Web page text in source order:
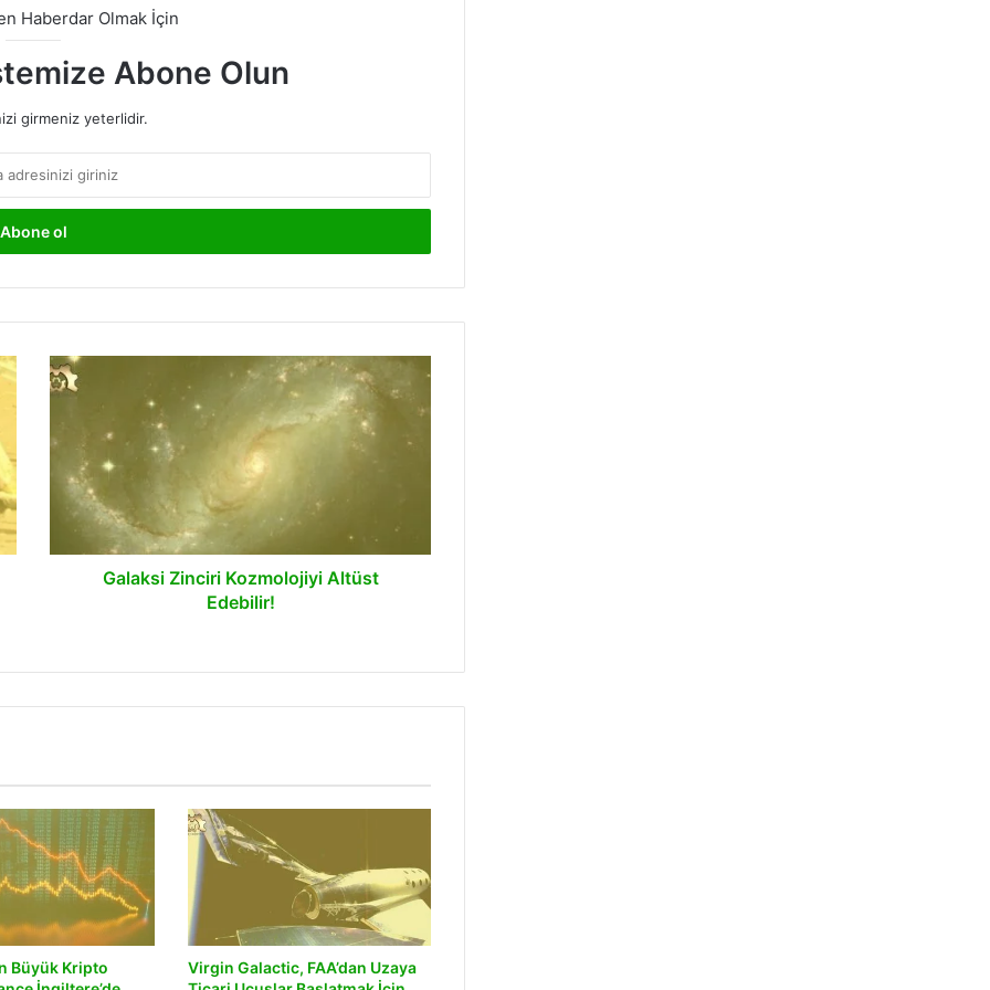
Haberdar Olmak İçin
Abone Olun
girmeniz yeterlidir.
Galaksi
Zinciri
Altüst
Edebilir!
Galaksi Zinciri Kozmolojiyi Altüst
Edebilir!
Büyük Kripto
Virgin Galactic, FAA’dan Uzaya